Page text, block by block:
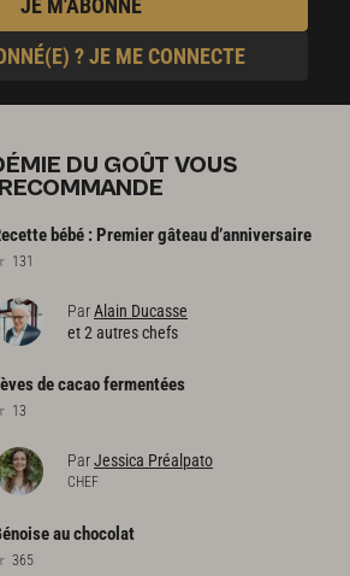
JE M'ABONNE
? JE ME CONNECTE
DU GOÛT VOUS
RECOMMANDE
bébé : Premiergâteaud’anniversaire
131
ParAlain Ducasse
et 2 autres chefs
decacaofermentées
13
ParJessica Préalpato
CHEF
auchocolat
365